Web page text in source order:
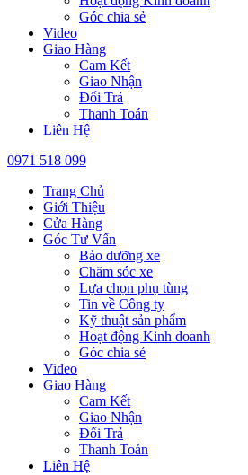
Góc chia sẻ
Video
Giao Hàng
Cam Kết
Giao Nhận
Đổi Trả
Thanh Toán
Liên Hệ
0971 518 099
Trang Chủ
Giới Thiệu
Cửa Hàng
Góc Tư Vấn
Bảo dưỡng xe
Chăm sóc xe
Lựa chọn phụ tùng
Tin về Công ty
Kỹ thuật sản phẩm
Hoạt động Kinh doanh
Góc chia sẻ
Video
Giao Hàng
Cam Kết
Giao Nhận
Đổi Trả
Thanh Toán
Liên Hệ